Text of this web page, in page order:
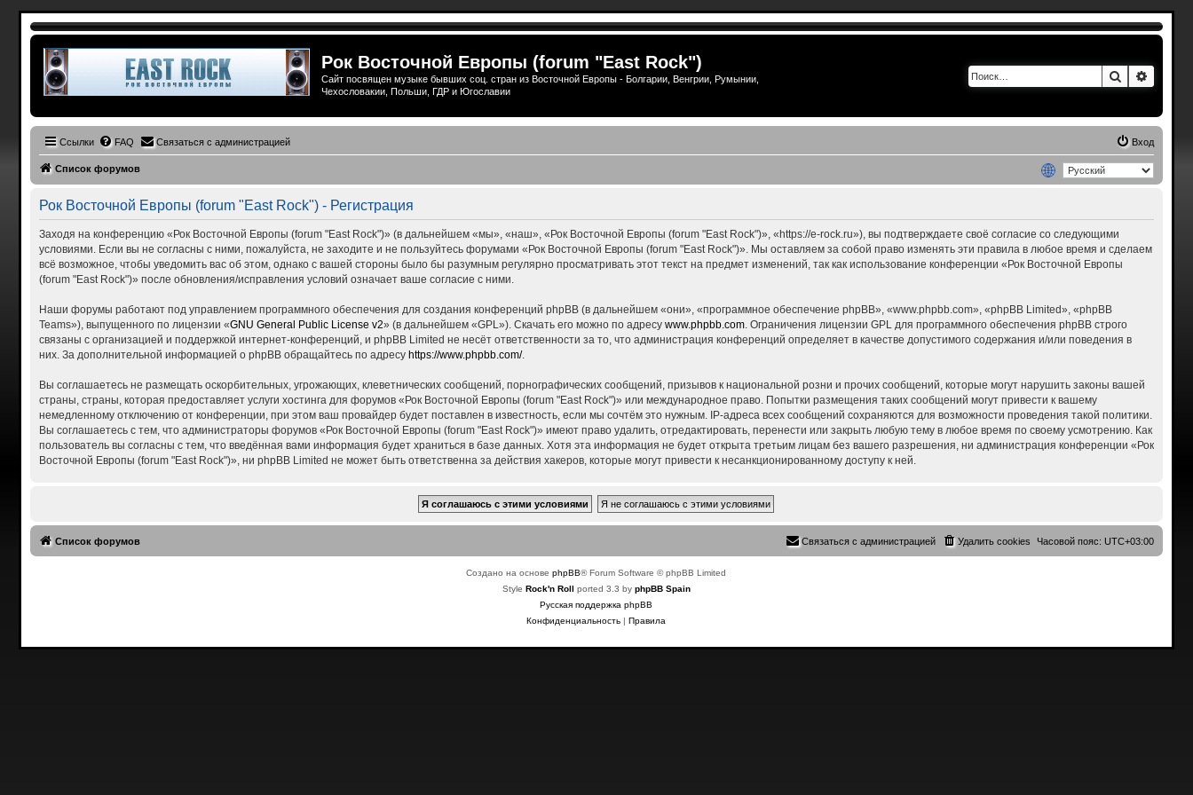
Рок Восточной Европы (forum "East Rock")
Сайт посвящен музыке бывших соц. стран из Восточной Европы - Болгарии, Венгрии, Румынии,
Чехословакии, Польши, ГДР и Югославии
Поиск
Ссылки FAQ Связаться с администрацией Вход
Список форумов
Рок Восточной Европы (forum "East Rock") - Регистрация
Заходя на конференцию «Рок Восточной Европы (forum "East Rock")» (в дальнейшем «мы», «наш», «Рок Восточной Европы (forum "East Rock")», «https://e-rock.ru»), вы подтверждаете своё согласие со следующими
условиями. Если вы не согласны с ними, пожалуйста, не заходите и не пользуйтесь форумами «Рок Восточной Европы (forum "East Rock")». Мы оставляем за собой право изменять эти правила в любое время и сделаем
всё возможное, чтобы уведомить вас об этом, однако с вашей стороны было бы разумным регулярно просматривать этот текст на предмет изменений, так как использование конференции «Рок Восточной Европы
(forum "East Rock")» после обновления/исправления условий означает ваше согласие с ними.
Наши форумы работают под управлением программного обеспечения для создания конференций phpBB (в дальнейшем «они», «программное обеспечение phpBB», «www.phpbb.com», «phpBB Limited», «phpBB
Teams»), выпущенного по лицензии «GNU General Public License v2» (в дальнейшем «GPL»). Скачать его можно по адресу www.phpbb.com. Ограничения лицензии GPL для программного обеспечения phpBB строго
связаны с организацией и поддержкой интернет-конференций, и phpBB Limited не несёт ответственности за то, что администрация конференций определяет в качестве допустимого содержания и/или поведения в
них. За дополнительной информацией о phpBB обращайтесь по адресу https://www.phpbb.com/.
Вы соглашаетесь не размещать оскорбительных, угрожающих, клеветнических сообщений, порнографических сообщений, призывов к национальной розни и прочих сообщений, которые могут нарушить законы вашей
страны, страны, которая предоставляет услуги хостинга для форумов «Рок Восточной Европы (forum "East Rock")» или международное право. Попытки размещения таких сообщений могут привести к вашему
немедленному отключению от конференции, при этом ваш провайдер будет поставлен в известность, если мы сочтём это нужным. IP-адреса всех сообщений сохраняются для возможности проведения такой политики.
Вы соглашаетесь с тем, что администраторы форумов «Рок Восточной Европы (forum "East Rock")» имеют право удалить, отредактировать, перенести или закрыть любую тему в любое время по своему усмотрению. Как
пользователь вы согласны с тем, что введённая вами информация будет храниться в базе данных. Хотя эта информация не будет открыта третьим лицам без вашего разрешения, ни администрация конференции «Рок
Восточной Европы (forum "East Rock")», ни phpBB Limited не может быть ответственна за действия хакеров, которые могут привести к несанкционированному доступу к ней.
Список форумов Часовой пояс:UTC+03:00
Удалить cookies
Связаться с администрацией
Создано на основеphpBB® Forum Software © phpBB Limited
Style Rock'n Roll ported 3.3 by phpBB Spain
Русская поддержка phpBB
Конфиденциальность |Правила